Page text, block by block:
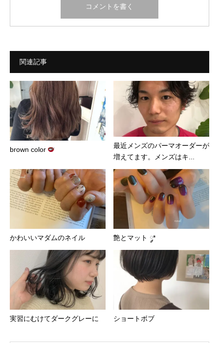
関連記事
brown color
最近メンズのパーマオーダーが
増えてます。メンズはキ...
かわいいマダムのネイル 艶とマット ༘*
実習にむけてダークグレーに ショートボブ